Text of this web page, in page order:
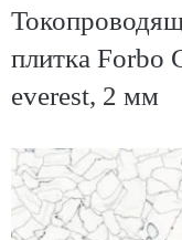
плитка Forbo
everest, 2 мм